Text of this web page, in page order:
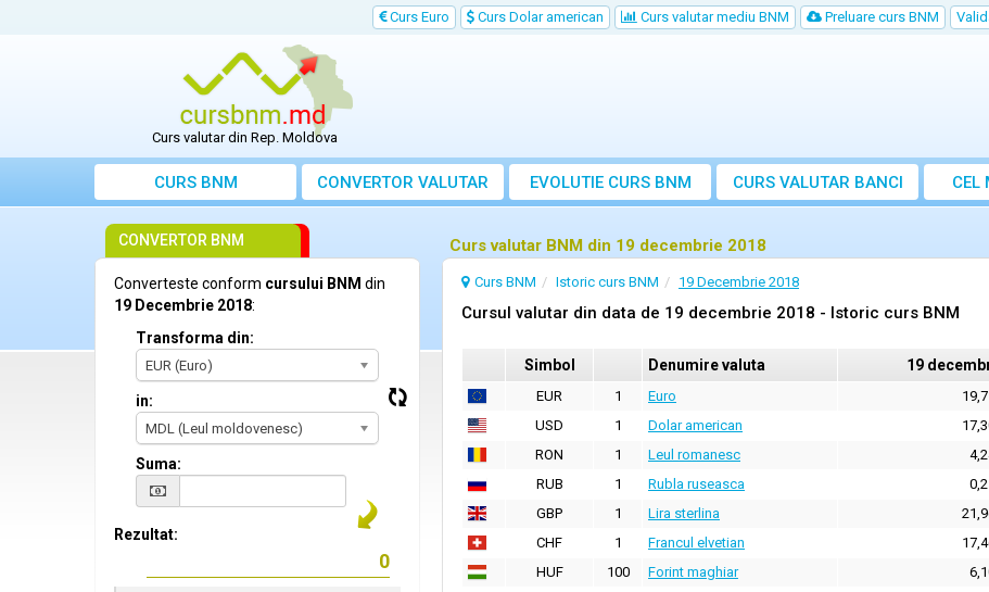
Curs Euro Curs Dolar american Curs valutar mediu BNM Preluare curs BNM
Curs valutar din Rep. Moldova
CURS BNM CONVERTOR VALUTAR EVOLUTIE CURS BNM CURS VALUTAR BANCI
CEL
Curs valutar BNM din 19 decembrie 2018
Curs BNM Istoric curs BNM 19 Decembrie 2018
Cursul valutar din data de 19 decembrie 2018 - Istoric curs BNM
Simbol Denumire valuta 19
EUR 1 Euro
USD
1 Dolar american
RON
1 Leul romanesc
RUB
1 Rubla ruseasca
GBP
1 Lira sterlina
CHF
1 Francul elvetian
HUF
100 Forint maghiar
CONVERTOR BNM
Converteste conform cursului BNM din
19 Decembrie 2018:
Transforma din:
EUR (Euro)
in:
MDL (Leul moldovenesc)
Suma:
Rezultat: